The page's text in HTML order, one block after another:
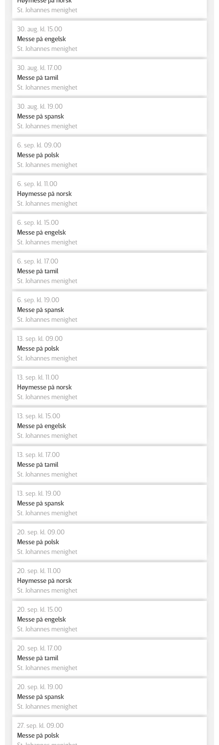
St. Johannes menighet
30. aug. kl. 15.00
Messe på engelsk
St. Johannes menighet
30. aug. kl. 17.00
Messe på tamil
St. Johannes menighet
30. aug. kl. 19.00
Messe på spansk
St. Johannes menighet
6. sep. kl. 09.00
Messe på polsk
St. Johannes menighet
6. sep. kl. 11.00
Høymesse på norsk
St. Johannes menighet
6. sep. kl. 15.00
Messe på engelsk
St. Johannes menighet
6. sep. kl. 17.00
Messe på tamil
St. Johannes menighet
6. sep. kl. 19.00
Messe på spansk
St. Johannes menighet
13. sep. kl. 09.00
Messe på polsk
St. Johannes menighet
13. sep. kl. 11.00
Høymesse på norsk
St. Johannes menighet
13. sep. kl. 15.00
Messe på engelsk
St. Johannes menighet
13. sep. kl. 17.00
Messe på tamil
St. Johannes menighet
13. sep. kl. 19.00
Messe på spansk
St. Johannes menighet
20. sep. kl. 09.00
Messe på polsk
St. Johannes menighet
20. sep. kl. 11.00
Høymesse på norsk
St. Johannes menighet
20. sep. kl. 15.00
Messe på engelsk
St. Johannes menighet
20. sep. kl. 17.00
Messe på tamil
St. Johannes menighet
20. sep. kl. 19.00
Messe på spansk
St. Johannes menighet
27. sep. kl. 09.00
Messe på polsk